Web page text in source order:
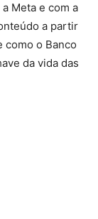
Meta e com a
a partir
como o Banco
da vida das